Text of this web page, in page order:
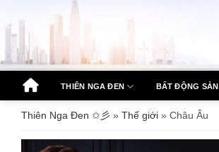
qua
dung
THIÊN NGA ĐEN BẤT ĐỘNG SẢN
Thiên Nga Đen ✩彡 » Thế giới » Châu Âu